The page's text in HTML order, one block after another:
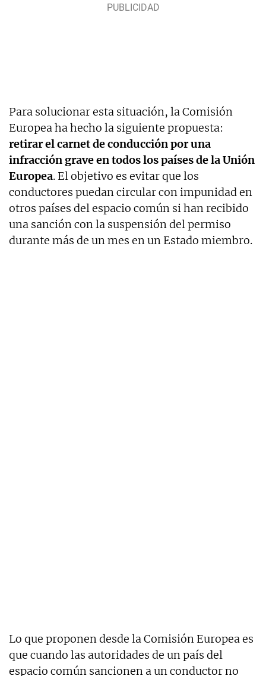
Para solucionar esta situación, la Comisión
Europea ha hecho la siguiente propuesta:
retirar el carnet de conducción por una
infracción grave en todos los países de la Unión
Europea. El objetivo es evitar que los
conductores puedan circular con impunidad en
otros países del espacio común si han recibido
una sanción con la suspensión del permiso
durante más de un mes en un Estado miembro.
Lo que proponen desde la Comisión Europea es
que cuando las autoridades de un país del
espacio común sancionen a un conductor no